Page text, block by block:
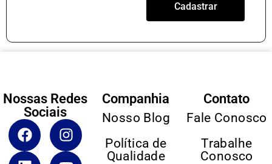
Cadastrar
Nossas Redes
Sociais
Companhia
Nosso Blog
Política de
Qualidade
Contato
Fale Conosco
Trabalhe
Conosco